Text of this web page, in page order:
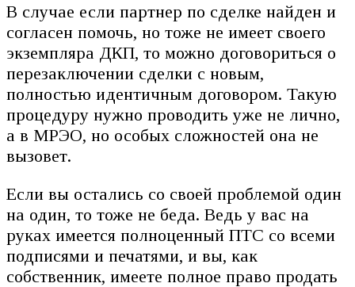
В случае если партнер по сделке найден и
согласен помочь, но тоже не имеет своего
экземпляра ДКП, то можно договориться о
перезаключении сделки с новым,
полностью идентичным договором. Такую
процедуру нужно проводить уже не лично,
а в МРЭО, но особых сложностей она не
вызовет.
Если вы остались со своей проблемой один
на один, то тоже не беда. Ведь у вас на
руках имеется полноценный ПТС со всеми
подписями и печатями, и вы, как
собственник, имеете полное право продать